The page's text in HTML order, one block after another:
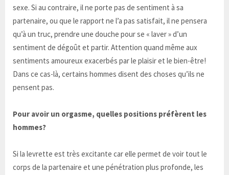
sexe. Si au contraire, il ne porte pas de sentiment à sa
partenaire, ou que le rapport ne l’a pas satisfait, il ne pensera
qu’à un truc, prendre une douche pour se « laver » d’un
sentiment de dégoût et partir. Attention quand même aux
sentiments amoureux exacerbés par le plaisir et le bien-être!
Dans ce cas-là, certains hommes disent des choses qu’ils ne
pensent pas.
Pour avoir un orgasme, quelles positions préfèrent les
hommes?
Si la levrette est très excitante car elle permet de voir tout le
corps de la partenaire et une pénétration plus profonde, les